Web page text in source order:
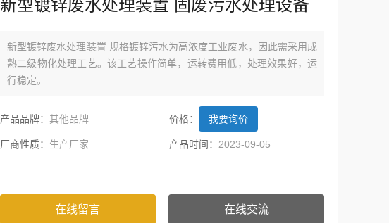
新型镀锌废水处理装置 固废污水处理设备
新型镀锌废水处理装置 规格镀锌污水为高浓度工业废水，因此需采用成
熟二级物化处理工艺。该工艺操作简单，运转费用低，处理效果好，运
行稳定。
产品品牌： 其他品牌 价格： 我要询价
厂商性质： 生产厂家 产品时间： 2023-09-05
在线留言 在线交流